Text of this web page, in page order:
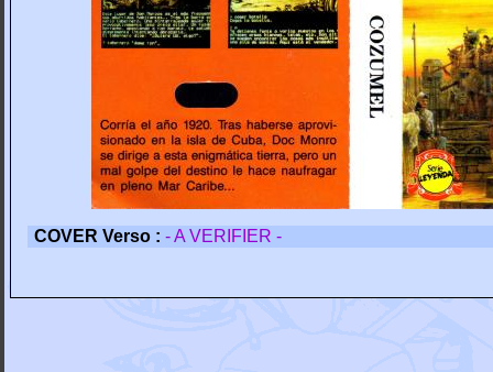
COVER Verso : - A VERIFIER -